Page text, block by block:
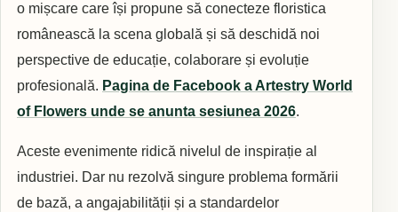
o mișcare care își propune să conecteze floristica
românească la scena globală și să deschidă noi
perspective de educație, colaborare și evoluție
profesională. Pagina de Facebook a Artestry World
of Flowers unde se anunta sesiunea 2026.
Aceste evenimente ridică nivelul de inspirație al
industriei. Dar nu rezolvă singure problema formării
de bază, a angajabilității și a standardelor